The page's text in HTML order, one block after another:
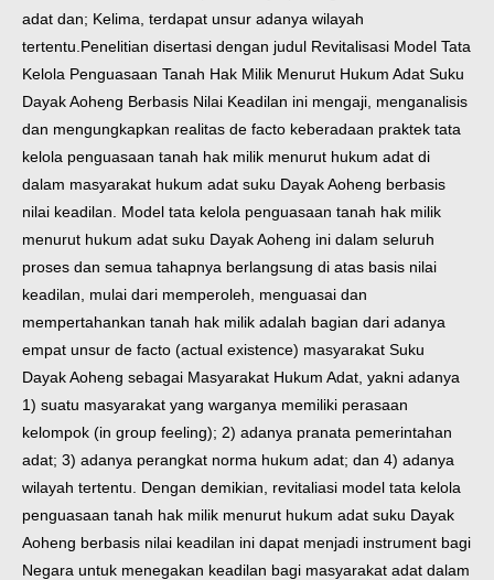
adat dan; Kelima, terdapat unsur adanya wilayah
tertentu. Penelitian disertasi dengan judul Revitalisasi Model Tata
Kelola Penguasaan Tanah Hak Milik Menurut Hukum Adat Suku
Dayak Aoheng Berbasis Nilai Keadilan ini mengaji, menganalisis
dan mengungkapkan realitas de facto keberadaan praktek tata
kelola penguasaan tanah hak milik menurut hukum adat di
dalam masyarakat hukum adat suku Dayak Aoheng berbasis
nilai keadilan. Model tata kelola penguasaan tanah hak milik
menurut hukum adat suku Dayak Aoheng ini dalam seluruh
proses dan semua tahapnya berlangsung di atas basis nilai
keadilan, mulai dari memperoleh, menguasai dan
mempertahankan tanah hak milik adalah bagian dari adanya
empat unsur de facto (actual existence) masyarakat Suku
Dayak Aoheng sebagai Masyarakat Hukum Adat, yakni adanya
1) suatu masyarakat yang warganya memiliki perasaan
kelompok (in group feeling); 2) adanya pranata pemerintahan
adat; 3) adanya perangkat norma hukum adat; dan 4) adanya
wilayah tertentu. Dengan demikian, revitaliasi model tata kelola
penguasaan tanah hak milik menurut hukum adat suku Dayak
Aoheng berbasis nilai keadilan ini dapat menjadi instrument bagi
Negara untuk menegakan keadilan bagi masyarakat adat dalam